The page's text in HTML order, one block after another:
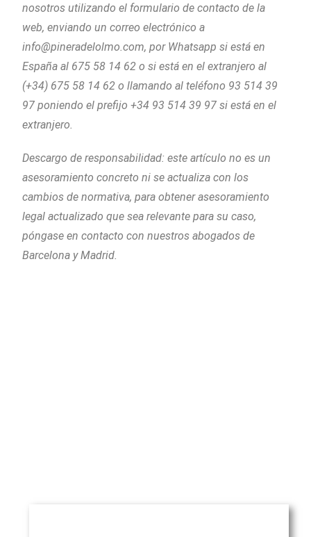
nosotros utilizando el formulario de contacto de la
web, enviando un correo electrónico a
info@pineradelolmo.com, por Whatsapp si está en
España al 675 58 14 62 o si está en el extranjero al
(+34) 675 58 14 62 o llamando al teléfono 93 514 39
97 poniendo el prefijo +34 93 514 39 97 si está en el
extranjero.
Descargo de responsabilidad: este artículo no es un
asesoramiento concreto ni se actualiza con los
cambios de normativa, para obtener asesoramiento
legal actualizado que sea relevante para su caso,
póngase en contacto con nuestros abogados de
Barcelona y Madrid.